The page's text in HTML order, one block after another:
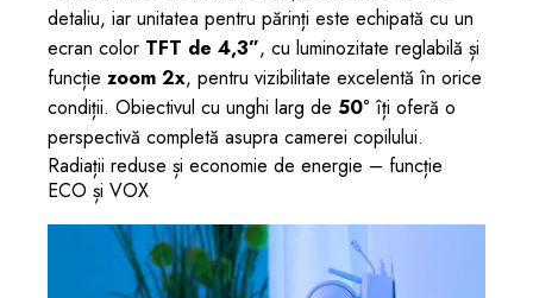
detaliu, iar unitatea pentru părinți este echipată cu un
ecran color TFT de 4,3”, cu luminozitate reglabilă și
funcție zoom 2x, pentru vizibilitate excelentă în orice
condiții. Obiectivul cu unghi larg de 50° îți oferă o
perspectivă completă asupra camerei copilului.
Radiații reduse și economie de energie – funcție
ECO și VOX